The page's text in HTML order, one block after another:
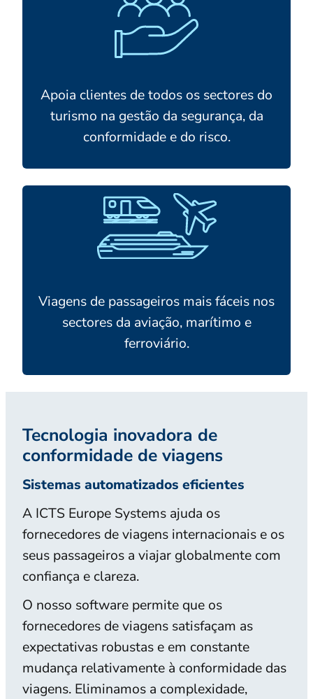
Apoia clientes de todos os sectores do
turismo na gestão da segurança, da
conformidade e do risco.
Viagens de passageiros mais fáceis nos
sectores da aviação, marítimo e
ferroviário.
Tecnologia inovadora de
conformidade de viagens
Sistemas automatizados eficientes
A ICTS Europe Systems ajuda os
fornecedores de viagens internacionais e os
seus passageiros a viajar globalmente com
confiança e clareza.
O nosso software permite que os
fornecedores de viagens satisfaçam as
expectativas robustas e em constante
mudança relativamente à conformidade das
viagens. Eliminamos a complexidade,